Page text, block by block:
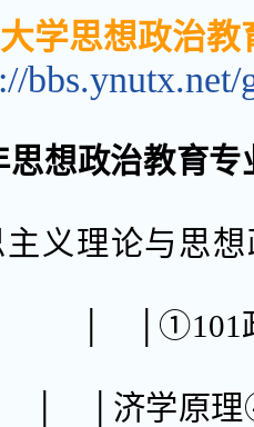
学思想政治
思想政治教育
克思主义
│①101政治
理④453邓